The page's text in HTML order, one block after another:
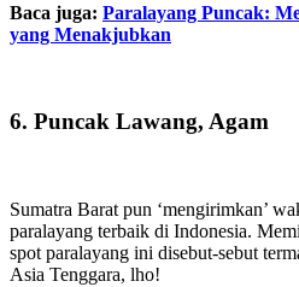
Baca juga: Paralayang Puncak:
yang Menakjubkan
6. Puncak Lawang, Agam
Sumatra Barat pun ‘mengirimkan’
paralayang terbaik di Indonesia.
spot paralayang ini disebut-sebut
Asia Tenggara, lho!